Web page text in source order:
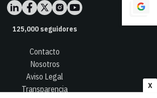
X
125,000seguidores
Contacto
Nosotros
Aviso Legal
Transparencia